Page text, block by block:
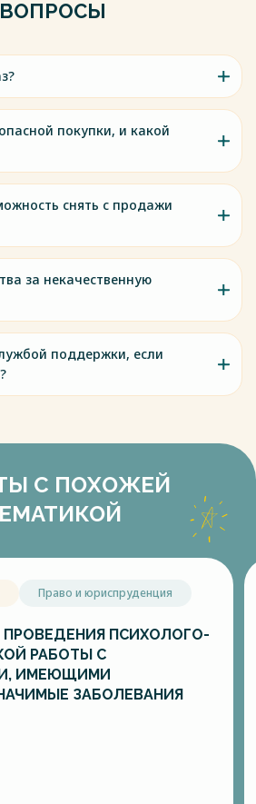
ВОПРОСЫ
покупки, и какой
снять с продажи
за некачественную
поддержки, если
С ПОХОЖЕЙ
Право и юриспруденция
ПСИХОЛОГО-
РАБОТЫ С
ИМЕЮЩИМИ
ЗАБОЛЕВАНИЯ